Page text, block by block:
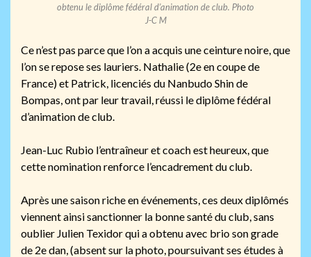
obtenu le diplôme fédéral d’animation de club. Photo
J-C M
Ce n’est pas parce que l’on a acquis une ceinture noire, que
l’on se repose ses lauriers. Nathalie (2e en coupe de
France) et Patrick, licenciés du Nanbudo Shin de
Bompas, ont par leur travail, réussi le diplôme fédéral
d’animation de club.
Jean-Luc Rubio l’entraîneur et coach est heureux, que
cette nomination renforce l’encadrement du club.
Après une saison riche en événements, ces deux diplômés
viennent ainsi sanctionner la bonne santé du club, sans
oublier Julien Texidor qui a obtenu avec brio son grade
de 2e dan, (absent sur la photo, poursuivant ses études à